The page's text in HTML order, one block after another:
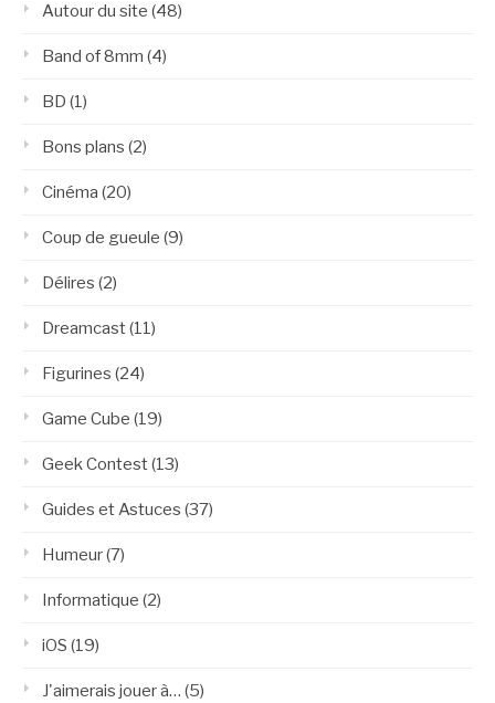
Autour du site (48)
Band of 8mm (4)
BD (1)
Bons plans (2)
Cinéma (20)
Coup de gueule (9)
Délires (2)
Dreamcast(11)
Figurines (24)
Game Cube (19)
Geek Contest(13)
Guides et Astuces (37)
Humeur(7)
Informatique (2)
iOS (19)
J'aimerais jouer à… (5)